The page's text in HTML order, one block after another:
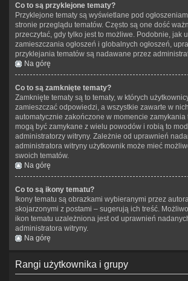
Co to są przyklejone tematy?
Przyklejone tematy są wyświetlane pod
stronie przeglądu tematów. Często są one dość
przeczytać, gdy tylko jest to możliwe. Podobnie, jak
zamieszczania ogłoszeń i globalnych ogłoszeń,
przyklejania tematów są nadawane przez
Na górę
Co to są zamknięte tematy?
Zamknięte tematy są to tematy, w których
zamieszczać odpowiedzi, a wszystkie zawarte w
automatycznie zakończone w momencie zamykania
mogą być zamykane z wielu powodów i robią to
administratorzy witryny. Zależnie od uprawnień
administratora witryny użytkownik może mieć
swoich tematów.
Na górę
Co to są ikony tematu?
Ikony tematu są obrazkami wybieranymi przez
skojarzonymi z postami – sugerują ich treść.
ikon tematu uzależniona jest od uprawnień
administratora witryny.
Na górę
Rangi użytkownika i grupy